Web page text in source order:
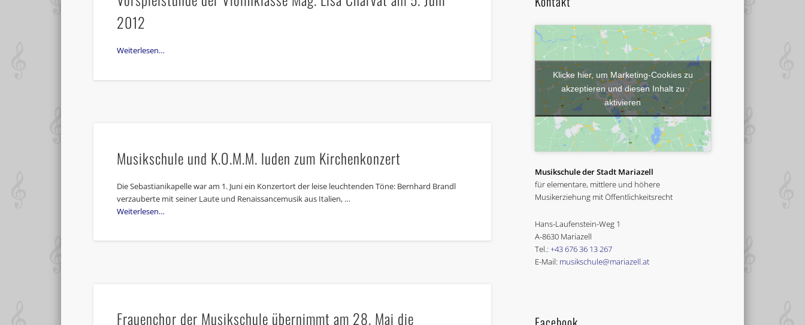
2012
Weiterlesen…
Musikschule und K.O.M.M. luden zum Kirchenkonzert
Die Sebastianikapelle war am 1. Juni ein Konzertort der leise leuchtenden Töne: Bernhard Brandl
verzauberte mit seiner Laute und Renaissancemusik aus Italien, …
Weiterlesen…
Frauenchor der Musikschule übernimmt am 28. Mai die
Klicke hier, um Marketing-Cookies zu
akzeptieren und diesen Inhalt zu
aktivieren
Musikschule der Stadt Mariazell
für elementare, mittlere und höhere
Musikerziehung mit Öffentlichkeitsrecht
Hans-Laufenstein-Weg 1
A-8630 Mariazell
Tel.: +43 676 36 13 267
E-Mail: musikschule@mariazell.at